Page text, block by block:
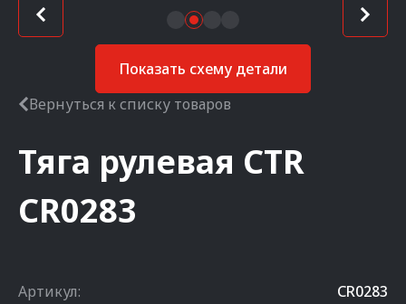
Показать схему детали
Вернуться к списку товаров
Тяга рулевая CTR
CR0283
Артикул:
CR0283